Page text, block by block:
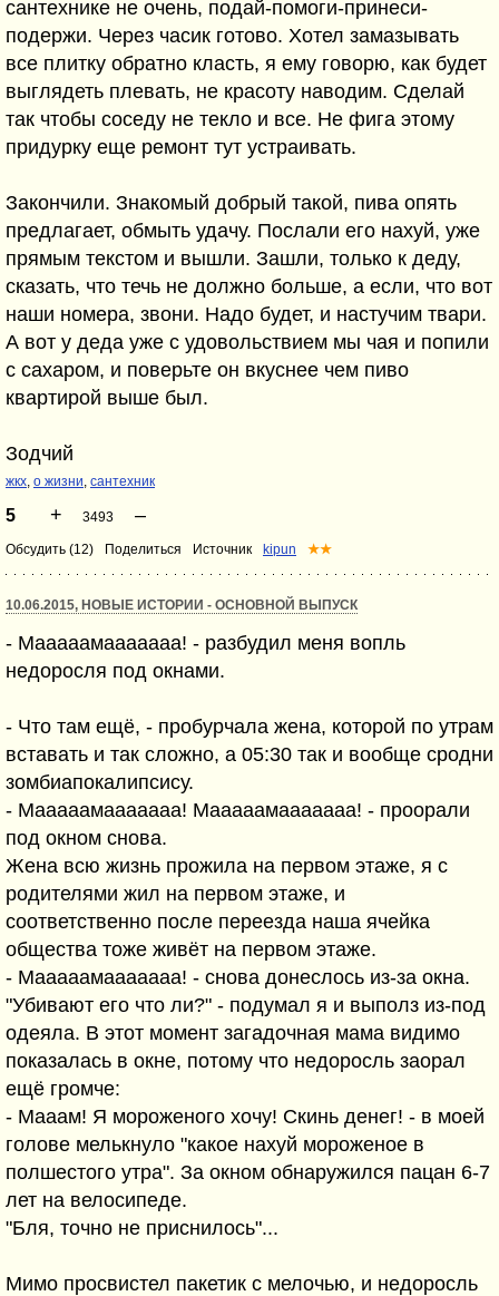
сантехнике не очень, подай-помоги-принеси-
подержи. Через часик готово. Хотел замазывать
все плитку обратно класть, я ему говорю, как будет
выглядеть плевать, не красоту наводим. Сделай
так чтобы соседу не текло и все. Не фига этому
придурку еще ремонт тут устраивать.
Закончили. Знакомый добрый такой, пива опять
предлагает, обмыть удачу. Послали его нахуй, уже
прямым текстом и вышли. Зашли, только к деду,
сказать, что течь не должно больше, а если, что вот
наши номера, звони. Надо будет, и настучим твари.
А вот у деда уже с удовольствием мы чая и попили
с сахаром, и поверьте он вкуснее чем пиво
квартирой выше был.
Зодчий
жкх, о жизни, сантехник
5 + 3493 –
Обсудить (12) Поделиться Источник kipun ★★
10.06.2015, НОВЫЕ ИСТОРИИ - ОСНОВНОЙ ВЫПУСК
- Мааааамааааааа! - разбудил меня вопль
недоросля под окнами.
- Что там ещё, - пробурчала жена, которой по утрам
вставать и так сложно, а 05:30 так и вообще сродни
зомбиапокалипсису.
- Мааааамааааааа! Мааааамааааааа! - проорали
под окном снова.
Жена всю жизнь прожила на первом этаже, я с
родителями жил на первом этаже, и
соответственно после переезда наша ячейка
общества тоже живёт на первом этаже.
- Мааааамааааааа! - снова донеслось из-за окна.
"Убивают его что ли?" - подумал я и выполз из-под
одеяла. В этот момент загадочная мама видимо
показалась в окне, потому что недоросль заорал
ещё громче:
- Мааам! Я мороженого хочу! Скинь денег! - в моей
голове мелькнуло "какое нахуй мороженое в
полшестого утра". За окном обнаружился пацан 6-7
лет на велосипеде.
"Бля, точно не приснилось"...
Мимо просвистел пакетик с мелочью, и недоросль